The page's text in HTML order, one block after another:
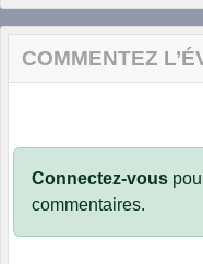
COMMENTEZ
Connectez-vous
commentaires.